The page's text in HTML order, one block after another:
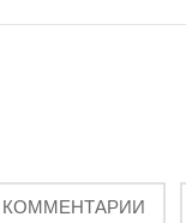
КОММЕНТАРИИ